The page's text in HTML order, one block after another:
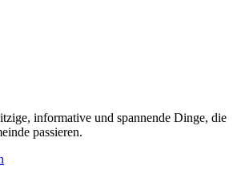
informative und spannende Dinge, die
passieren.